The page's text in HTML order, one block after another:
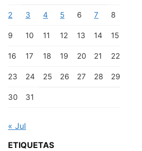
2 3 4 5 6 7 8
9 10 11 12 13 14 15
16 17 18 19 20 21 22
23 24 25 26 27 28 29
30 31
« Jul
ETIQUETAS